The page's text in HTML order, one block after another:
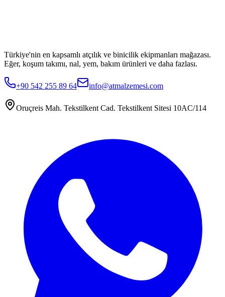
Türkiye'nin en kapsamlı atçılık ve binicilik ekipmanları mağazası.
Eğer, koşum takımı, nal, yem, bakım ürünleri ve daha fazlası.
+90 542 255 89 64 info@atmalzemesi.com
Oruçreis Mah. Tekstilkent Cad. Tekstilkent Sitesi 10AC/114